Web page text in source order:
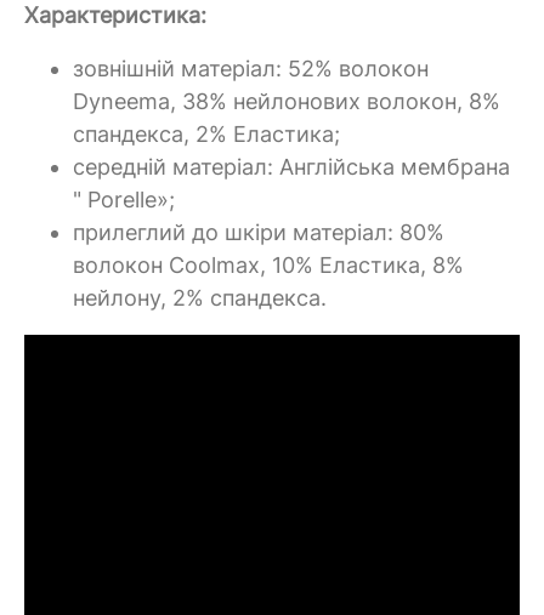
Характеристика:
зовнішній матеріал: 52% волокон
Dyneema, 38% нейлонових волокон, 8%
спандекса, 2% Еластика;
середній матеріал: Англійська мембрана
" Porelle»;
прилеглий до шкіри матеріал: 80%
волокон Coolmax, 10% Еластика, 8%
нейлону, 2% спандекса.